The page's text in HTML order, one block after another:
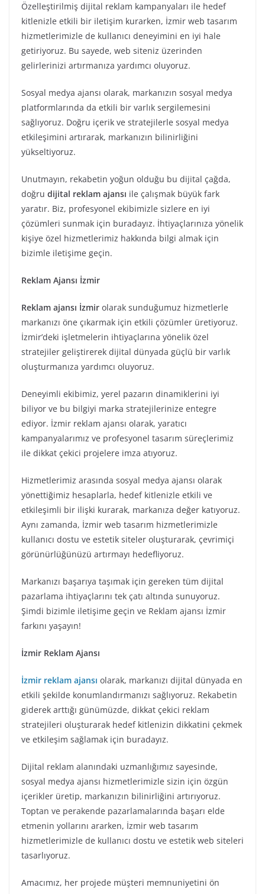
Özelleştirilmiş dijital reklam kampanyaları ile hedef
kitlenizle etkili bir iletişim kurarken, İzmir web tasarım
hizmetlerimizle de kullanıcı deneyimini en iyi hale
getiriyoruz. Bu sayede, web siteniz üzerinden
gelirlerinizi artırmanıza yardımcı oluyoruz.
Sosyal medya ajansı olarak, markanızın sosyal medya
platformlarında da etkili bir varlık sergilemesini
sağlıyoruz. Doğru içerik ve stratejilerle sosyal medya
etkileşimini artırarak, markanızın bilinirliğini
yükseltiyoruz.
Unutmayın, rekabetin yoğun olduğu bu dijital çağda,
doğru dijital reklam ajansı ile çalışmak büyük fark
yaratır. Biz, profesyonel ekibimizle sizlere en iyi
çözümleri sunmak için buradayız. İhtiyaçlarınıza yönelik
kişiye özel hizmetlerimiz hakkında bilgi almak için
bizimle iletişime geçin.
Reklam Ajansı İzmir
Reklam ajansı İzmir olarak sunduğumuz hizmetlerle
markanızı öne çıkarmak için etkili çözümler üretiyoruz.
İzmir’deki işletmelerin ihtiyaçlarına yönelik özel
stratejiler geliştirerek dijital dünyada güçlü bir varlık
oluşturmanıza yardımcı oluyoruz.
Deneyimli ekibimiz, yerel pazarın dinamiklerini iyi
biliyor ve bu bilgiyi marka stratejilerinize entegre
ediyor. İzmir reklam ajansı olarak, yaratıcı
kampanyalarımız ve profesyonel tasarım süreçlerimiz
ile dikkat çekici projelere imza atıyoruz.
Hizmetlerimiz arasında sosyal medya ajansı olarak
yönettiğimiz hesaplarla, hedef kitlenizle etkili ve
etkileşimli bir ilişki kurarak, markanıza değer katıyoruz.
Aynı zamanda, İzmir web tasarım hizmetlerimizle
kullanıcı dostu ve estetik siteler oluşturarak, çevrimiçi
görünürlüğünüzü artırmayı hedefliyoruz.
Markanızı başarıya taşımak için gereken tüm dijital
pazarlama ihtiyaçlarını tek çatı altında sunuyoruz.
Şimdi bizimle iletişime geçin ve Reklam ajansı İzmir
farkını yaşayın!
İzmir Reklam Ajansı
İzmir reklam ajansı olarak, markanızı dijital dünyada en
etkili şekilde konumlandırmanızı sağlıyoruz. Rekabetin
giderek arttığı günümüzde, dikkat çekici reklam
stratejileri oluşturarak hedef kitlenizin dikkatini çekmek
ve etkileşim sağlamak için buradayız.
Dijital reklam alanındaki uzmanlığımız sayesinde,
sosyal medya ajansı hizmetlerimizle sizin için özgün
içerikler üretip, markanızın bilinirliğini artırıyoruz.
Toptan ve perakende pazarlamalarında başarı elde
etmenin yollarını ararken, İzmir web tasarım
hizmetlerimizle de kullanıcı dostu ve estetik web siteleri
tasarlıyoruz.
Amacımız, her projede müşteri memnuniyetini ön